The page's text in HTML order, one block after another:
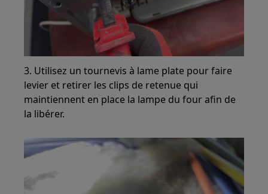
3. Utilisez un tournevis à lame plate pour faire
levier et retirer les clips de retenue qui
maintiennent en place la lampe du four afin de
la libérer.